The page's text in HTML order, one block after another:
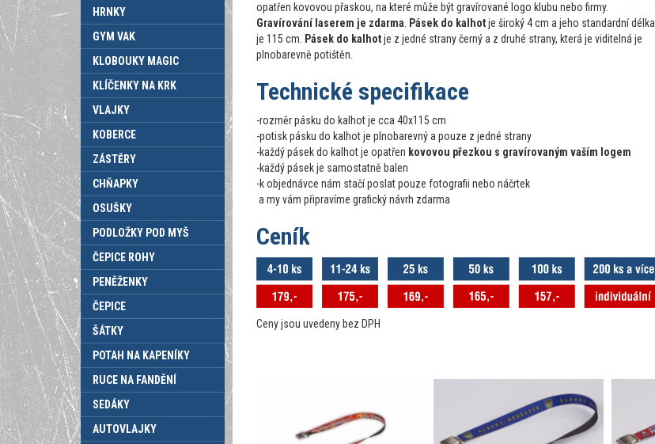
HRNKY
GYM VAK
KLOBOUKY MAGIC
KLÍČENKY NA KRK
VLAJKY
KOBERCE
ZÁSTĚRY
CHŇAPKY
OSUŠKY
PODLOŽKY POD MYŠ
ČEPICE ROHY
PENĚŽENKY
ČEPICE
ŠÁTKY
POTAH NA KAPENÍKY
RUCE NA FANDĚNÍ
SEDÁKY
AUTOVLAJKY
opatřen kovovou přaskou, na které může být gravírované logo klubu nebo firmy.
Gravírování laserem je zdarma
Pásek do kalhotje široký 4 cm a jeho standardní délka
je 115 cm.
Pásek do kalhotje z jedné strany černý a z druhé strany, která je viditelná je
plnobarevně potištěn.
Technické specifikace
-rozměr pásku do kalhot je cca 40x115 cm
-potisk pásku do kalhot je plnobarevný a pouze z jedné strany
-každý pásek do kalhot je opatřen kovovou přezkou s gravírovaným vaším logem
-každý pásek je samostatně balen
-k objednávce nám stačí poslat pouze fotografii nebo náčrtek
a my vám připravíme grafický návrh zdarma
Ceník
Ceny jsou uvedeny bez DPH